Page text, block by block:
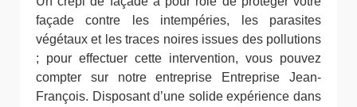
façade contre les intempéries, les parasites
végétaux et les traces noires issues des pollutions
; pour effectuer cette intervention, vous pouvez
compter sur notre entreprise Entreprise Jean-
François. Disposant d’une solide expérience dans